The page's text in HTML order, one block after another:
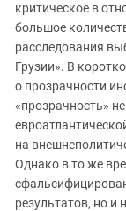
критическое в
большое
расследования
Грузии». В
о прозрачности
«прозрачность»
на
Однако в то же
результатов, но и